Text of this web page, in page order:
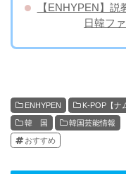
【ENHYPEN】
日韓フ
ENHYPEN K-POP【ナ
韓 国 韓国芸能情報
おすすめ